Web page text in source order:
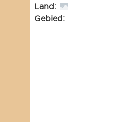
Land:
-
Gebied: -